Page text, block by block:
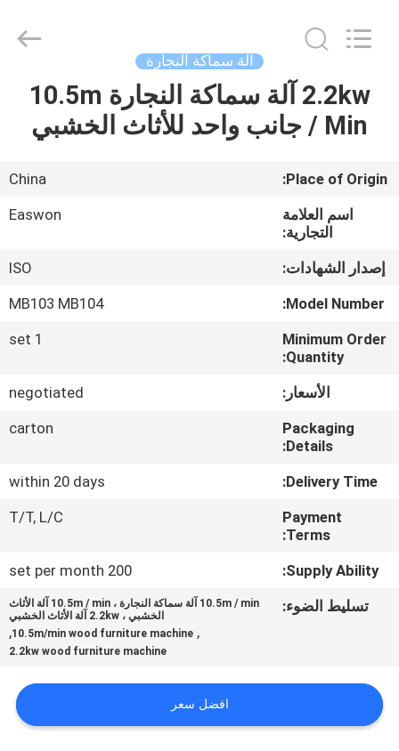
منزل،
بيت
منتجات
معلومات
عنا
جولة
المعمل
مراقبة
الجودة
بنا
أخبار
اقتباس
Reserved.
آلة سماكة النجارة
2.2kw آلة سماكة النجارة 10.5m
/ Min جانب واحد للأثاث الخشبي
Place of Origin:
China
اسم العلامة
التجارية:
Easwon
إصدار الشهادات:
ISO
Model Number:
MB103 MB104
Minimum Order
Quantity:
1 set
الأسعار:
negotiated
Packaging
Details:
carton
Delivery Time:
within 20 days
Payment
Terms:
T/T, L/C
Supply Ability:
200 set per month
تسليط الضوء:
10.5m / min آلة سماكة النجارة ، 10.5m / min آلة الأثاث
الخشبي ، 2.2kw آلة الأثاث الخشبي
,
10.5m/min wood furniture machine
,
2.2kw wood furniture machine
افضل سعر